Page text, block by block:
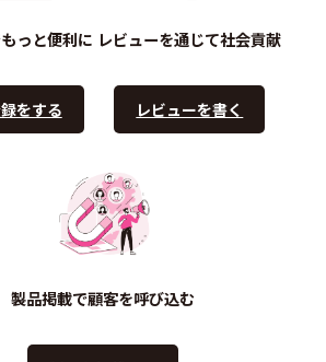
っと便利に
をする
レビューを通じて社会貢献
レビューを書く
製品掲載で顧客を呼び込む